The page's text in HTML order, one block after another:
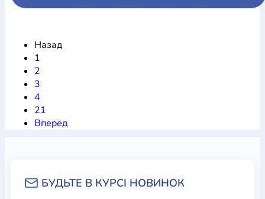
Назад
1
2
3
4
21
Вперед